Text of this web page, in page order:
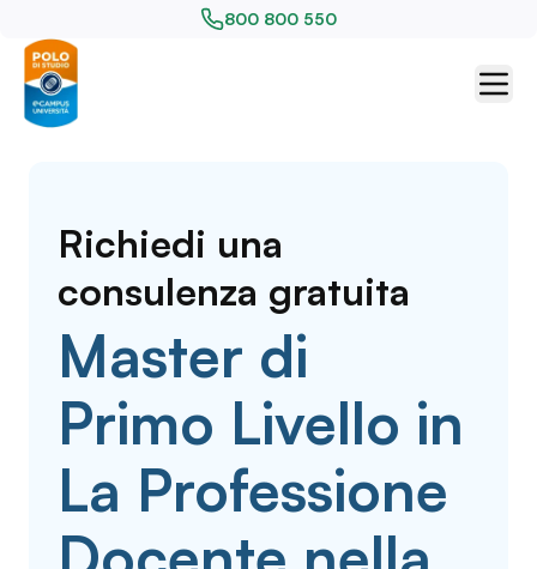
800 800 550
Richiedi una
consulenza gratuita
Master di
Primo Livello in
La Professione